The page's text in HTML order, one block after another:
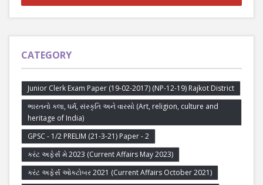
CATEGORY
Junior Clerk Exam Paper (19-02-2017) (NP-12-19) Rajkot District
ભારતનો કલા, ધર્મ, સંસ્કૃતિ અને વારસો (Art, religion, culture and
heritage of India)
GPSC - 1/2 PRELIM (21-3-21) Paper - 2
કરંટ અફેર્સ મે 2023 (Current Affairs May 2023)
કરંટ અફેર્સ ઓક્ટોબર 2021 (Current Affairs October 2021)